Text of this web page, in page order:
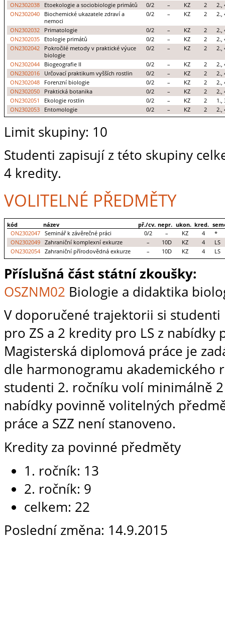
ON2302038 Etoekologie a sociobiologie primátů 0/2 – KZ 2
2.,
ON2302040
Biochemické ukazatele zdraví a
nemoci
0/2 – KZ 2 2.,
ON2302032 Primatologie 0/2 – KZ 2
2.,
ON2302035
Etologie primátů 0/2 – KZ 2
2.,
ON2302042
Pokročilé metody v praktické výuce
biologie
0/2 – KZ 2 2.,
ON2302044 Biogeografie II 0/2 – KZ 2
2.,
ON2302016
Určovací praktikum vyšších rostlin 0/2 – KZ 2
2.,
ON2302048
Forenzní biologie 0/2 – KZ 2
2.,
ON2302050
Praktická botanika 0/2 – KZ 2
2.,
ON2302051
Ekologie rostlin 0/2 – KZ 2
1.,
ON2302053
Entomologie 0/2 – KZ 2 2.,
Limit skupiny: 10
Studenti zapisují z této skupiny
4 kredity.
VOLITELNÉ PŘEDMĚTY
kód název př./cv. nepr. ukon. kred.
ON2302047
Seminář k závěrečné práci 0/2 – KZ 4
*
ON2302049
Zahraniční komplexní exkurze – 10D KZ 4
LS
ON2302054
Zahraniční přírodovědná exkurze – 10D KZ 4 LS
Příslušná část státní zkoušky:
OSZNM02 Biologie a didaktika
V doporučené trajektorii si
pro ZS a 2 kredity pro LS z
Magisterská diplomová práce je
dle harmonogramu akademického
studenti 2. ročníku volí minimálně
nabídky povinně volitelných
práce a SZZ není stanoveno.
Kredity za povinné předměty
1. ročník: 13
2. ročník: 9
celkem: 22
Poslední změna: 14.9.2015